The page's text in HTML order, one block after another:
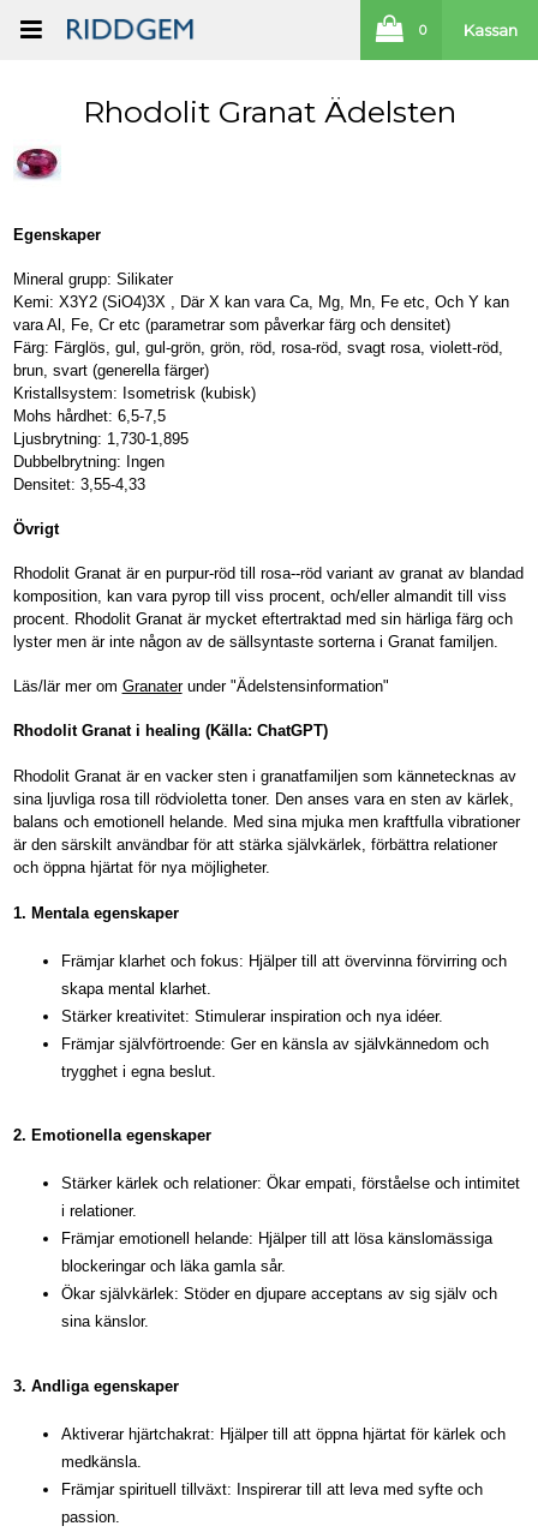
0 Kassan
Rhodolit Granat Ädelsten
Egenskaper
Mineral grupp: Silikater
Kemi: X3Y2 (SiO4)3X , Där X kan vara Ca, Mg, Mn, Fe etc, Och Y kan
vara Al, Fe, Cr etc (parametrar som påverkar färg och densitet)
Färg: Färglös, gul, gul-grön, grön, röd, rosa-röd, svagt rosa, violett-röd,
brun, svart (generella färger)
Kristallsystem: Isometrisk (kubisk)
Mohs hårdhet: 6,5-7,5
Ljusbrytning: 1,730-1,895
Dubbelbrytning: Ingen
Densitet: 3,55-4,33
Övrigt
Rhodolit Granat är en purpur-röd till rosa--röd variant av granat av blandad
komposition, kan vara pyrop till viss procent, och/eller almandit till viss
procent. Rhodolit Granat är mycket eftertraktad med sin härliga färg och
lyster men är inte någon av de sällsyntaste sorterna i Granat familjen.
Läs/lär mer om Granaterunder "Ädelstensinformation"
Rhodolit Granat i healing (Källa: ChatGPT)
Rhodolit Granat är en vacker sten i granatfamiljen som kännetecknas av
sina ljuvliga rosa till rödvioletta toner. Den anses vara en sten av kärlek,
balans och emotionell helande. Med sina mjuka men kraftfulla vibrationer
är den särskilt användbar för att stärka självkärlek, förbättra relationer
och öppna hjärtat för nya möjligheter.
1. Mentala egenskaper
Främjar klarhet och fokus: Hjälper till att övervinna förvirring och
skapa mental klarhet.
Stärker kreativitet: Stimulerar inspiration och nya idéer.
Främjar självförtroende: Ger en känsla av självkännedom och
trygghet i egna beslut.
2. Emotionella egenskaper
Stärker kärlek och relationer: Ökar empati, förståelse och intimitet
i relationer.
Främjar emotionell helande: Hjälper till att lösa känslomässiga
blockeringar och läka gamla sår.
Ökar självkärlek: Stöder en djupare acceptans av sig själv och
sina känslor.
3. Andliga egenskaper
Aktiverar hjärtchakrat: Hjälper till att öppna hjärtat för kärlek och
medkänsla.
Främjar spirituell tillväxt: Inspirerar till att leva med syfte och
passion.